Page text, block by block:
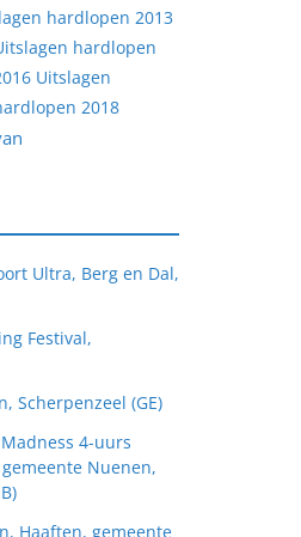
hardlopen 2013
hardlopen
Uitslagen
2018
Ultra, Berg en Dal,
Festival,
Scherpenzeel (GE)
4-uurs
Nuenen,
Haaften, gemeente